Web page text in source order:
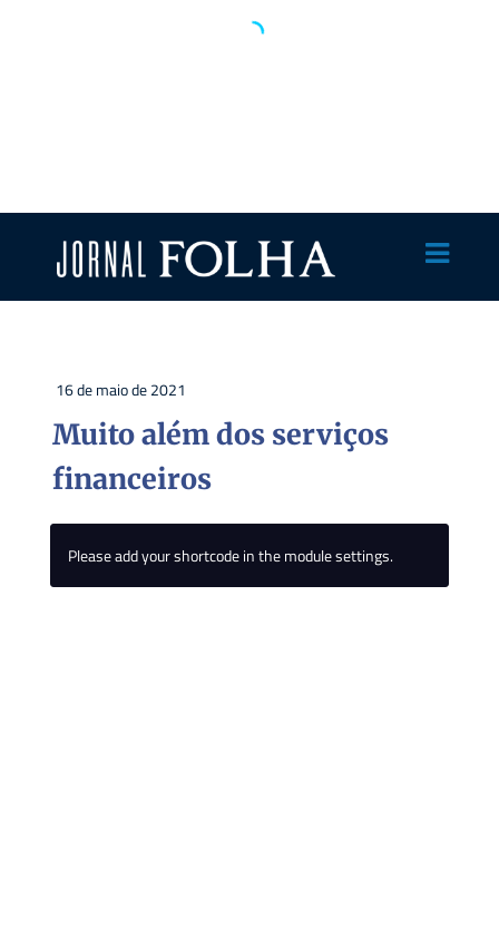
16 de maio de 2021
Muito além dos serviços
financeiros
Please add your shortcode in the module settings.